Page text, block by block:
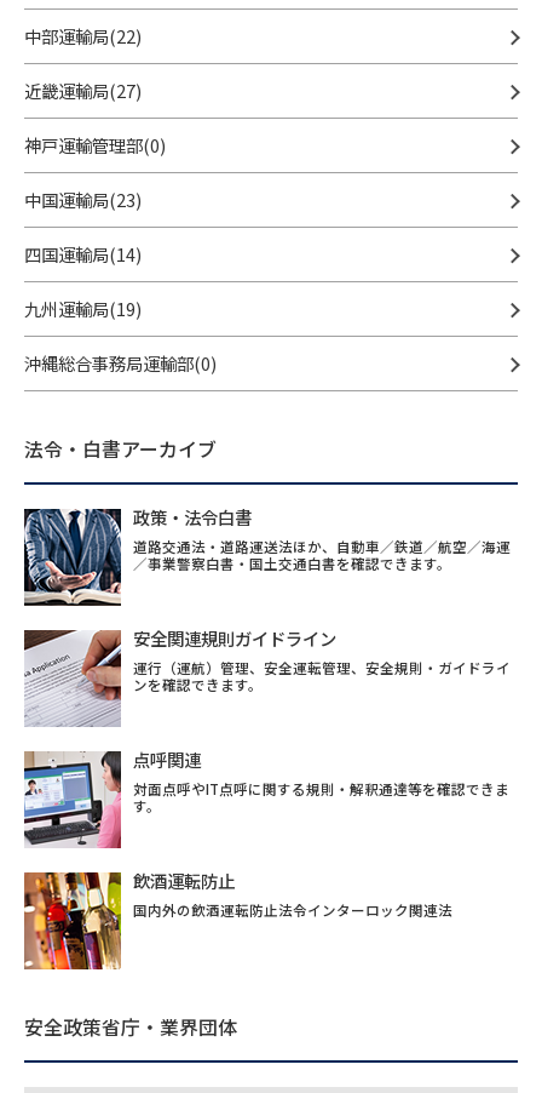
中部運輸局(22)
近畿運輸局(27)
神戸運輸管理部(0)
中国運輸局(23)
四国運輸局(14)
九州運輸局(19)
沖縄総合事務局運輸部(0)
法令・白書アーカイブ
政策・法令白書
道路交通法・道路運送法ほか、自動車／鉄道／航空／海運
／事業警察白書・国土交通白書を確認できます。
安全関連規則ガイドライン
運行（運航）管理、安全運転管理、安全規則・ガイドライ
ンを確認できます。
点呼関連
対面点呼やIT点呼に関する規則・解釈通達等を確認できま
す。
飲酒運転防止
国内外の飲酒運転防止法令インターロック関連法
安全政策省庁・業界団体